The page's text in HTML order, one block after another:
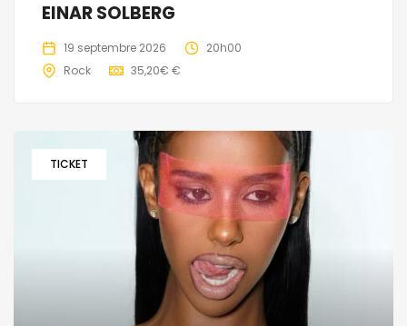
EINAR SOLBERG
19 septembre 2026
20h00
Rock
35,20€ €
TICKET